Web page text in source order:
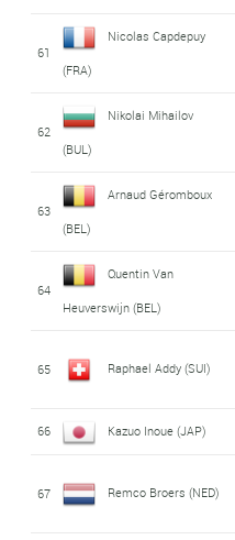
61
Nicolas Capdepuy
(FRA)
62
Nikolai Mihailov
(BUL)
63
Arnaud Géromboux
(BEL)
64
Quentin Van
Heuverswijn (BEL)
65 Raphael Addy (SUI)
66 Kazuo Inoue (JAP)
67 Remco Broers (NED)